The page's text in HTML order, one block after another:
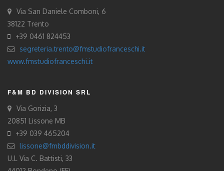
Via San Daniele Comboni, 6
38122 Trento
+39 0461 824453
segreteria.trento@fmstudiofranceschi.it
www.fmstudiofranceschi.it
F&M BD DIVISION SRL
Via Gorizia, 3
20851 Lissone MB
+39 039 465204
lissone@fmbddivision.it
U.L Via C. Battisti, 33